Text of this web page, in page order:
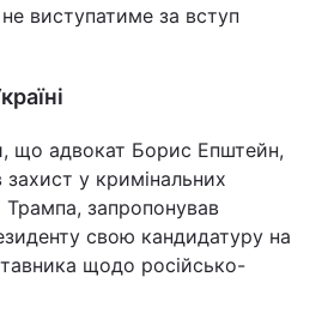
виступатиме за вступ
що адвокат Борис Епштейн,
у кримінальних
запропонував
свою кандидатуру на
щодо російсько-